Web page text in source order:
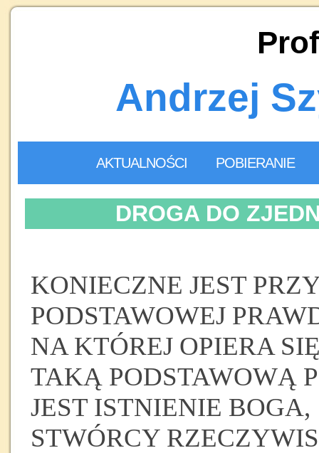
Andrzej
AKTUALNOŚCI POBIERANIE
DROGA DO
KONIECZNE JEST
PODSTAWOWEJ
NA KTÓREJ OPIERA
TAKĄ PODSTAWOWĄ
JEST ISTNIENIE BOGA,
STWÓRCY